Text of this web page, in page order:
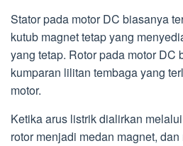
Stator pada motor DC biasanya
kutub magnet tetap yang
yang tetap. Rotor pada motor DC
kumparan lilitan tembaga yang
motor.
Ketika arus listrik dialirkan
rotor menjadi medan magnet,